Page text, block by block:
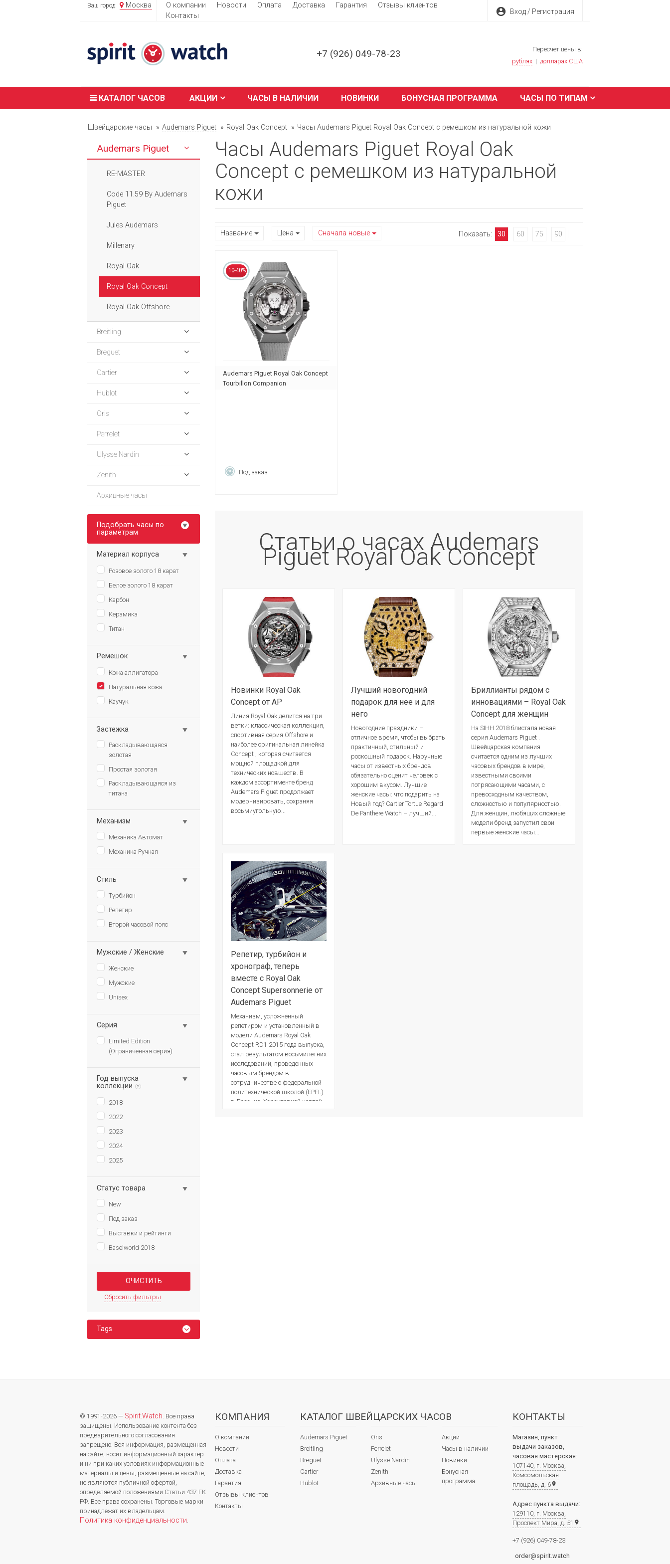
Ваш город: Москва О компании Новости Оплата Доставка Гарантия
Отзывы клиентов
Контакты
account_circle Вход / Регистрация
+7 (926) 049-78-23
Пересчет цены в:
рублях | долларах США
КАТАЛОГ ЧАСОВ АКЦИИ ЧАСЫ В НАЛИЧИИ НОВИНКИ БОНУСНАЯ ПРОГРАММА ЧАСЫ ПО ТИПАМ
Швейцарские часы Audemars Piguet Royal Oak Concept Часы Audemars Piguet Royal Oak Concept с ремешком из натуральной кожи
Audemars Piguet
RE-MASTER
Code 11.59 By Audemars
Piguet
Jules Audemars
Millenary
Royal Oak
Royal Oak Concept
Royal Oak Offshore
Breitling
Breguet
Cartier
Hublot
Oris
Perrelet
Ulysse Nardin
Zenith
Архивные часы
Подобрать часы по
параметрам
Материал корпуса
Розовое золото 18 карат
Белое золото 18 карат
Карбон
Керамика
Титан
Ремешок
Кожа аллигатора
Натуральная кожа
Каучук
Застежка
Раскладывающаяся
золотая
Простая золотая
Раскладывающаяся из
титана
Механизм
Механика Автомат
Механика Ручная
Стиль
Турбийон
Репетир
Второй часовой пояс
Мужские / Женские
Женские
Мужские
Unisex
Серия
Limited Edition
(Ограниченная серия)
Год выпуска
коллекции
?
2018
2022
2023
2024
2025
Статус товара
New
Под заказ
Выставки и рейтинги
Baselworld 2018
Сбросить фильтры
Tags
Часы Audemars Piguet Royal Oak
Concept с ремешком из натуральной
кожи
Название Цена Сначала новые Показать: 30 60 75 90
10-40%
Audemars Piguet Royal Oak Concept
Tourbillon Companion
Под заказ
Статьи о часах Audemars
Piguet Royal Oak Concept
Новинки Royal Oak
Concept от AP
Линия Royal Oak делится на три
ветки: классическая коллекция,
спортивная серия Offshore и
наиболее оригинальная линейка
Concept , которая считается
мощной площадкой для
технических новшеств. В
каждом ассортименте бренд
Audemars Piguet продолжает
модернизировать, сохраняя
восьмиугольную...
Лучший новогодний
подарок для нее и для
него
Новогодние праздники –
отличное время, чтобы выбрать
практичный, стильный и
роскошный подарок. Наручные
часы от известных брендов
обязательно оценит человек с
хорошим вкусом. Лучшие
женские часы: что подарить на
Новый год? Cartier Tortue Regard
De Panthere Watch – лучший...
Бриллианты рядом с
инновациями – Royal Oak
Concept для женщин
На SIHH 2018 блистала новая
серия Audemars Piguet .
Швейцарская компания
считается одним из лучших
часовых брендов в мире,
известными своими
потрясающими часами, с
превосходным качеством,
сложностью и популярностью.
Для женщин, любящих сложные
модели бренд запустил свои
первые женские часы...
Репетир, турбийон и
хронограф, теперь
вместе с Royal Oak
Concept Supersonnerie от
Audemars Piguet
Механизм, усложненный
репетиром и установленный в
модели Audemars Royal Oak
Concept RD1 2015 года выпуска,
стал результатом восьмилетних
исследований, проведенных
часовым брендом в
сотрудничестве с федеральной
политехнической школой (EPFL)
в Лозанне. Характерной чертой
© 1991-2026 — Spirit.Watch. Все права
защищены. Использование контента без
предварительного согласования
запрещено. Вся информация, размещенная
на сайте, носит информационный характер
и ни при каких условиях информационные
материалы и цены, размещенные на сайте,
не являются публичной офертой,
определяемой положениями Статьи 437 ГК
РФ. Все права сохранены. Торговые марки
принадлежат их владельцам.
Политика конфиденциальности.
КОМПАНИЯ
О компании
Новости
Оплата
Доставка
Гарантия
Отзывы клиентов
Контакты
КАТАЛОГ ШВЕЙЦАРСКИХ ЧАСОВ
Audemars Piguet
Breitling
Breguet
Cartier
Hublot
Oris
Perrelet
Ulysse Nardin
Zenith
Архивные часы
Акции
Часы в наличии
Новинки
Бонусная
программа
КОНТАКТЫ
Магазин, пункт
выдачи заказов,
часовая мастерская:
107140, г. Москва,
Комсомольская
площадь, д. 6place
Адрес пункта выдачи:
129110, г. Москва,
Проспект Мира, д. 51 place
+7 (926) 049-78-23
order@spirit.watch